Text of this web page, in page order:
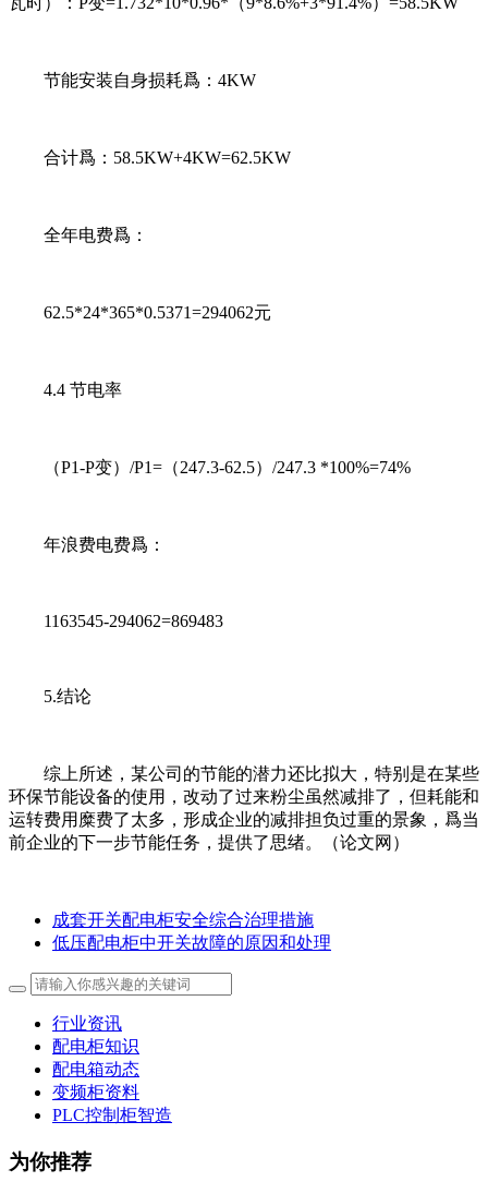
节能安装自身损耗爲：4KW
合计爲：58.5KW+4KW=62.5KW
全年电费爲：
62.5*24*365*0.5371=294062元
4.4 节电率
（P1-P变）/P1=（247.3-62.5）/247.3 *100%=74%
年浪费电费爲：
1163545-294062=869483
5.结论
综上所述，某公司的节能的潜力还比拟大，特别是在某些
环保节能设备的使用，改动了过来粉尘虽然减排了，但耗能和
运转费用糜费了太多，形成企业的减排担负过重的景象，爲当
前企业的下一步节能任务，提供了思绪。（论文网）
成套开关配电柜安全综合治理措施
低压配电柜中开关故障的原因和处理
行业资讯
配电柜知识
配电箱动态
变频柜资料
PLC控制柜智造
为你推荐